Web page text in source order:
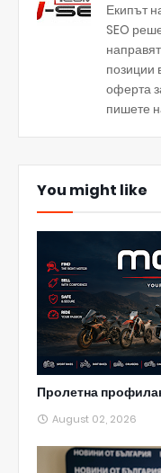
Екипът
SEO
позиции
оферта
пишете
You might like
Пролетна
August 02, 2026